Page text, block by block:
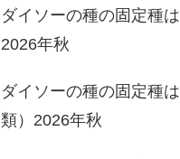
ダイソーの種の固定種
2026年秋
ダイソーの種の固定種
類）2026年秋